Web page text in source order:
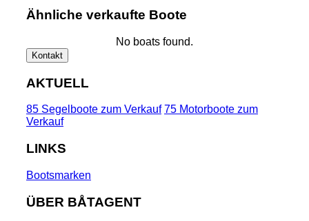
Ähnliche verkaufte Boote
No boats found.
Kontakt
AKTUELL
85 Segelboote zum Verkauf 75 Motorboote zum
Verkauf
LINKS
Bootsmarken
ÜBER BÅTAGENT